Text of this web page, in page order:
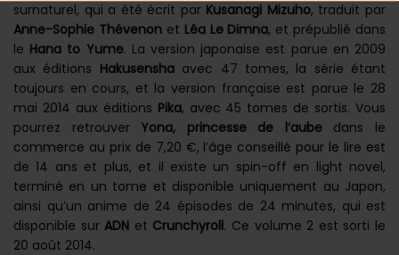
surnaturel, qui a été écrit par Kusanagi Mizuho, traduit par
Anne-Sophie Thévenonet Léa Le Dimna, et prépublié dans
le Hana to Yume. La version japonaise est parue en 2009
aux éditions Hakusenshaavec 47 tomes, la série étant
toujours en cours, et la version française est parue le 28
mai 2014 aux éditions Pika, avec 45 tomes de sortis. Vous
pourrez retrouver Yona, princesse de l’aubedans le
commerce au prix de 7,20 €, l’âge conseillé pour le lire est
de 14 ans et plus, et il existe un spin-off en light novel,
terminé en un tome et disponible uniquement au Japon,
ainsi qu’un anime de 24 épisodes de 24 minutes, qui est
disponible surADN et Crunchyroll. Ce volume 2 est sorti le
20 août 2014.